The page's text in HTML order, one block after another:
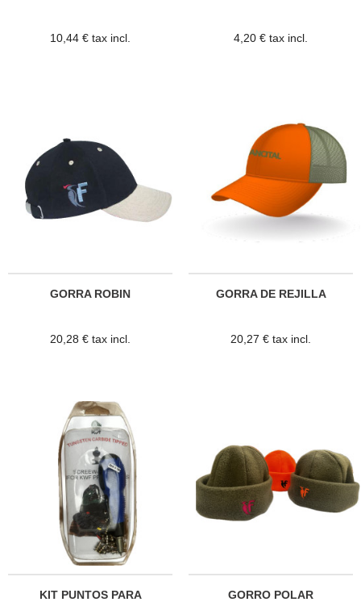
10,44 € tax incl. 4,20 € tax incl.
GORRA ROBIN
20,28 € tax incl.
GORRA DE REJILLA
20,27 € tax incl.
KIT PUNTOS PARA
GORRO POLAR